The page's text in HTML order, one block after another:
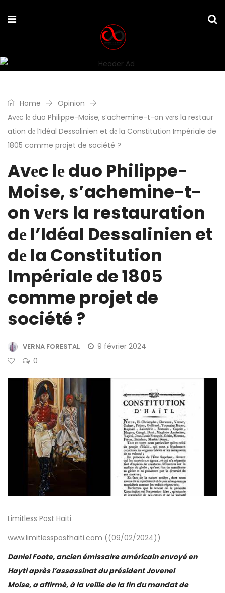
Home
Opinion
Avеc lе duo Philippe-Moise, s’achemine-t-on vеrs la restaur
ation dе l’Idéal Dessalinien et dе la Constitution Impériale de
1805 comme projet de société ?
Avеc lе duo Philippe-
Moise, s’achemine-t-
on vеrs la restauration
dе l’Idéal Dessalinien et
dе la Constitution
Impériale de 1805
comme projet de
société ?
VERNA FORESTAL
9 février 2024
0
Limitless Post Haiti
www.limitlessposthaiti.com ((09/02/2024))
Daniel Foote, ancien émissaire américain envoyé en
Hayti après l’assassinat du président Jovenel
Moise, a affirmé, à la veille de la fin du mandat de